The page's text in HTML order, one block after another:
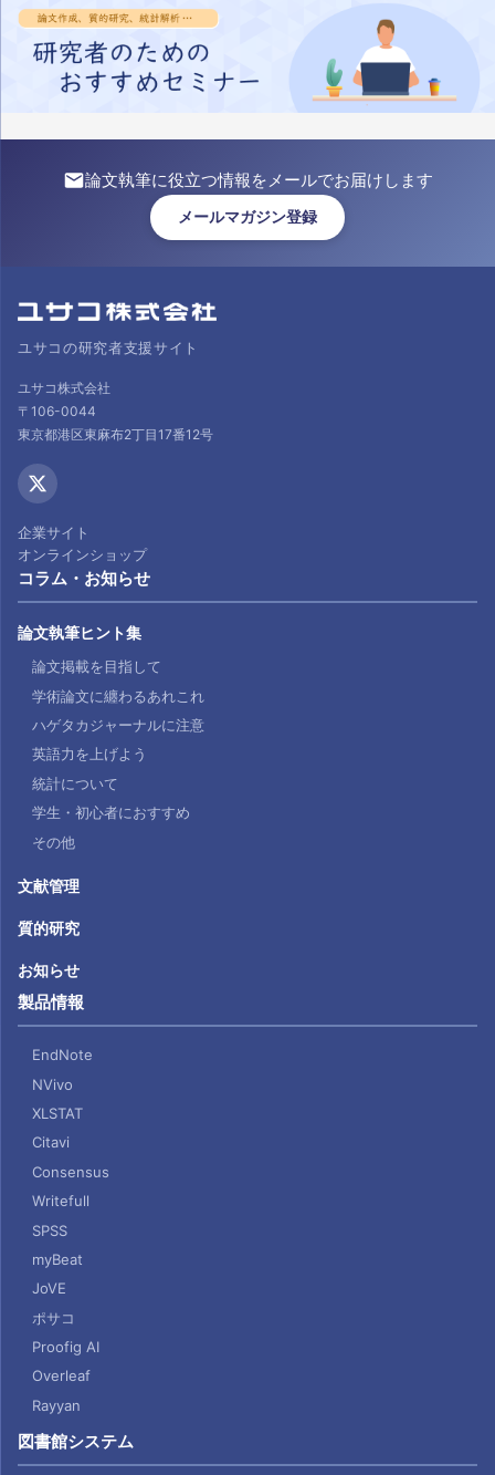
論文執筆に役立つ情報をメールでお届けします
メールマガジン登録
ユサコの研究者支援サイト
ユサコ株式会社
〒106-0044
東京都港区東麻布2丁目17番12号
企業サイト
オンラインショップ
コラム・お知らせ
論文執筆ヒント集
論文掲載を目指して
学術論文に纏わるあれこれ
ハゲタカジャーナルに注意
英語力を上げよう
統計について
学生・初心者におすすめ
その他
文献管理
質的研究
お知らせ
製品情報
EndNote
NVivo
XLSTAT
Citavi
Consensus
Writefull
SPSS
myBeat
JoVE
ポサコ
Proofig AI
Overleaf
Rayyan
図書館システム